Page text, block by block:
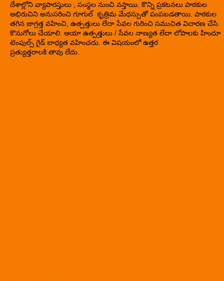
దేశాల్లోని వ్యాపారస్తులు , సంస్థల నుంచి వస్తాయి. కొన్ని ప్రకటనలు పాఠకుల
అభిరుచిని అనుసరించి గూగుల్ కృత్రిమ మేధస్సుతో పంపబడతాయి. పాఠకుల
తగిన జాగ్రత్త వహించి, ఉత్పత్తులు లేదా సేవల గురించి సముచిత విచారణ చేసి
కొనుగోలు చేయాలి. ఆయా ఉత్పత్తులు / సేవల నాణ్యత లేదా లోపాలకు హిందూ
టెంపుల్స్ గైడ్ బాధ్యత వహించదు. ఈ విషయంలో ఉత్తర
ప్రత్యుత్తరాలకి తావు లేదు.